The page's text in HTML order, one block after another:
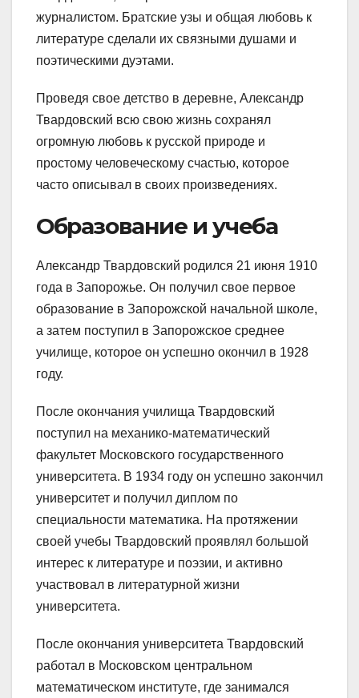
журналистом. Братские узы и общая любовь к
литературе сделали их связными душами и
поэтическими дуэтами.
Проведя свое детство в деревне, Александр
Твардовский всю свою жизнь сохранял
огромную любовь к русской природе и
простому человеческому счастью, которое
часто описывал в своих произведениях.
Образование и учеба
Александр Твардовский родился 21 июня 1910
года в Запорожье. Он получил свое первое
образование в Запорожской начальной школе,
а затем поступил в Запорожское среднее
училище, которое он успешно окончил в 1928
году.
После окончания училища Твардовский
поступил на механико-математический
факультет Московского государственного
университета. В 1934 году он успешно закончил
университет и получил диплом по
специальности математика. На протяжении
своей учебы Твардовский проявлял большой
интерес к литературе и поэзии, и активно
участвовал в литературной жизни
университета.
После окончания университета Твардовский
работал в Московском центральном
математическом институте, где занимался